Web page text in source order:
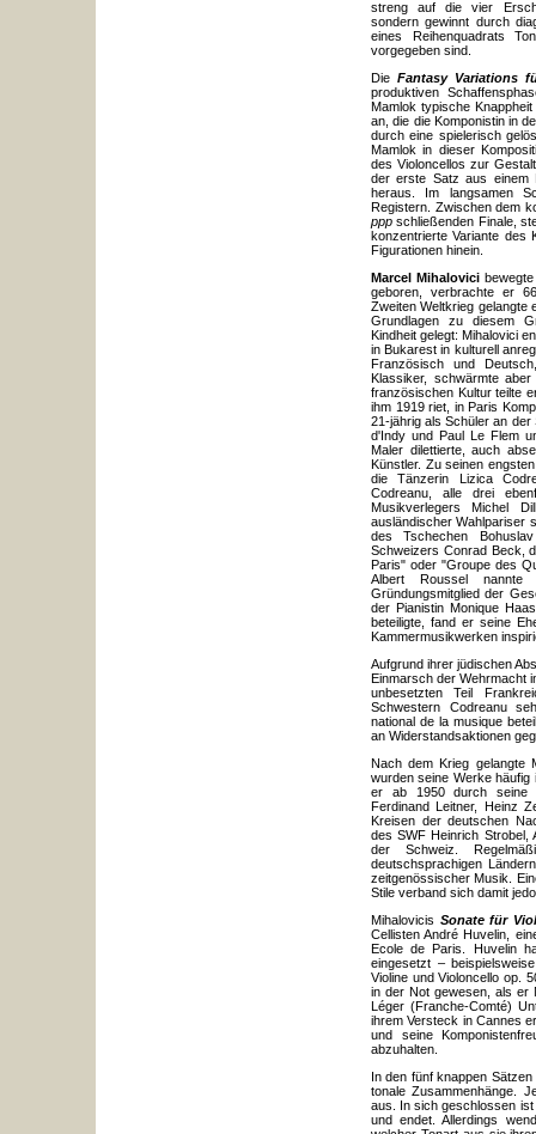
streng auf die vier
sondern gewinnt durch
eines Reihenquadrats
vorgegeben sind.
Die Fantasy Variations
produktiven
Mamlok typische
an, die die Komponistin in
durch eine spielerisch
Mamlok in dieser
des Violoncellos zur
der erste Satz aus einem
heraus. Im langsamen
Registern. Zwischen dem
ppp schließenden Finale,
konzentrierte Variante des
Figurationen hinein.
Marcel Mihalovici
geboren, verbrachte er
Zweiten Weltkrieg gelangte
Grundlagen zu diesem
Kindheit gelegt: Mihalovici
in Bukarest in kulturell
Französisch und
Klassiker, schwärmte
französischen Kultur teilte
ihm 1919 riet, in Paris
21-jährig als Schüler an
d'Indy und Paul Le Flem
Maler dilettierte, auch
Künstler. Zu seinen
die Tänzerin Lizica
Codreanu, alle drei
Musikverlegers Michel
ausländischer Wahlpariser
des Tschechen
Schweizers Conrad Beck,
Paris" oder "Groupe des
Albert Roussel
Gründungsmitglied der
der Pianistin Monique
beteiligte, fand er seine
Kammermusikwerken
Aufgrund ihrer jüdischen
Einmarsch der Wehrmacht
unbesetzten Teil
Schwestern Codreanu
national de la musique
an Widerstandsaktionen
Nach dem Krieg gelangte
wurden seine Werke
er ab 1950 durch seine
Ferdinand Leitner, Heinz
Kreisen der deutschen
des SWF Heinrich Strobel,
der Schweiz.
deutschsprachigen
zeitgenössischer Musik.
Stile verband sich damit
Mihalovicis Sonate für
Cellisten André Huvelin,
Ecole de Paris. Huvelin
eingesetzt –
Violine und Violoncello op.
in der Not gewesen, als er
Léger (Franche-Comté)
ihrem Versteck in Cannes
und seine
abzuhalten.
In den fünf knappen
tonale Zusammenhänge.
aus. In sich geschlossen
und endet. Allerdings